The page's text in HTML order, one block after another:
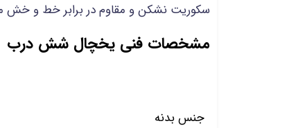
سکوریت نشکن و مقاوم در برابر خط و
مشخصات فنی یخچال شش درب
جنس بدنه